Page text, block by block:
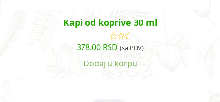
Kapi od koprive 30 ml
Ocenjeno
sa
od
378.00 RSD (sa PDV)
Dodaj u korpu